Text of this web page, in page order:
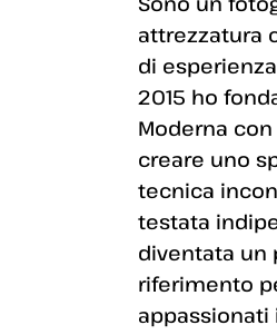
attrezzatura
di
2015 ho
Moderna
creare uno
tecnica
testata
diventata un
riferimento
appassionati